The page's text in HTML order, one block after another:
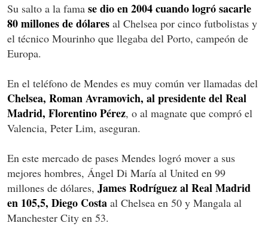
Su salto a la fama se dio en 2004 cuando logró sacarle
80 millones de dólares al Chelsea por cinco futbolistas y
el técnico Mourinho que llegaba del Porto, campeón de
Europa.
En el teléfono de Mendes es muy común ver llamadas del
Chelsea, Roman Avramovich, al presidente del Real
Madrid, Florentino Pérez, o al magnate que compró el
Valencia, Peter Lim, aseguran.
En este mercado de pases Mendes logró mover a sus
mejores hombres, Ángel Di María al United en 99
millones de dólares, James Rodríguez al Real Madrid
en 105,5, Diego Costa al Chelsea en 50 y Mangala al
Manchester City en 53.